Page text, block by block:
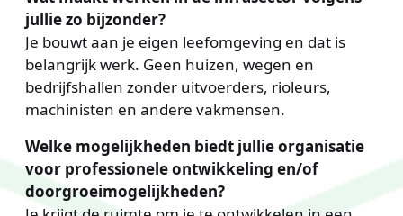
jullie zo bijzonder?
Je bouwt aan je eigen leefomgeving en dat is
belangrijk werk. Geen huizen, wegen en
bedrijfshallen zonder uitvoerders, rioleurs,
machinisten en andere vakmensen.
Welke mogelijkheden biedt jullie organisatie
voor professionele ontwikkeling en/of
doorgroeimogelijkheden?